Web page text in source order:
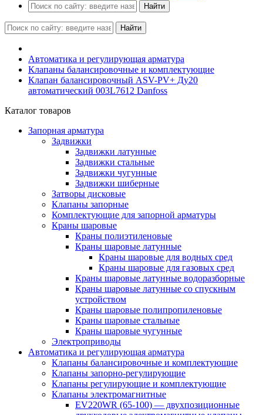
Найти
Найти
Автоматика и регулирующая арматура
Клапаны балансировочные и комплектующие
Клапан балансировочный ASV-PV+ Ду20
автоматический 003L7612 Danfoss
Каталог товаров
Запорная арматура
Задвижки
Задвижки латунные
Задвижки стальные
Задвижки чугунные
Задвижки шиберные
Затворы дисковые
Клапаны запорные
Комплектующие для запорной арматуры
Краны шаровые
Краны полиэтиленовые
Краны шаровые латунные
Краны шаровые для водных сред
Краны шаровые для газовых сред
Краны шаровые латунные водоразборные
Краны шаровые латунные со спускным
устройством
Краны шаровые полипропиленовые
Краны шаровые стальные
Краны шаровые чугунные
Электроприводы
Автоматика и регулирующая арматура
Клапаны балансировочные и комплектующие
Клапаны запорно-регулирующие
Клапаны регулирующие и комплектующие
Клапаны электромагнитные
EV220WR (65-100) — двухпозиционные